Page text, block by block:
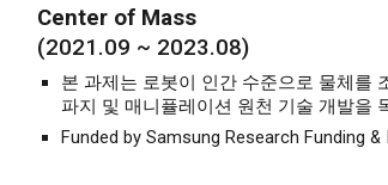
Center of Mass
(2021.09 ~ 2023.08)
본 과제는 로봇이 인간 수준으로 물체를
파지 및 매니퓰레이션 원천 기술 개발을
Funded by Samsung Research Funding